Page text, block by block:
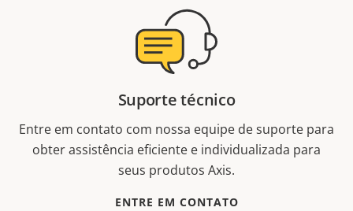
Suporte técnico
Entre em contato com nossa equipe de suporte para
obter assistência eficiente e individualizada para
seus produtos Axis.
ENTRE EM CONTATO